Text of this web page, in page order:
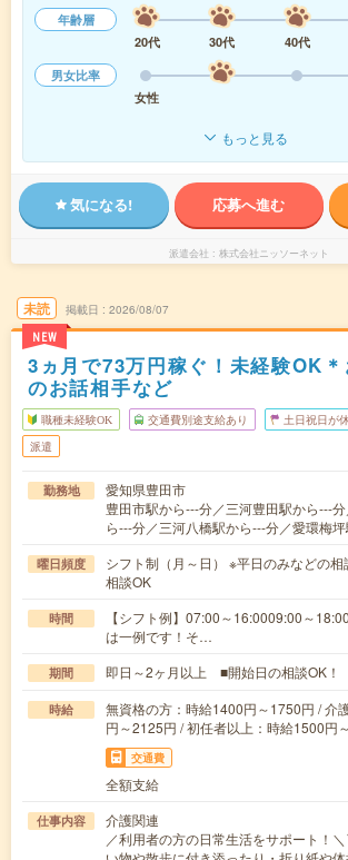
年齢層
20代
30代 40代
男女比率
女性
もっと見る
気になる! 応募へ進む
派遣会社 株式会社ニッソーネット
未読
NEW
掲載日 2026/08/07
3ヵ月で73万円稼ぐ！未経験OK
のお話相手など
職種未経験OK 交通費別途支給あり 土日祝日が
派遣
勤務地
愛知県豊田市
豊田市駅から---分／三河豊田駅から---
ら---分／三河八橋駅から---分／愛環梅
曜日頻度
シフト制（月～日） ※平日のみなどの
相談OK
時間
【シフト例】07:00～16:0009:00～
は一例です！そ…
期間 即日～2ヶ月以上 ■開始日の相談OK！
時給
無資格の方：時給1400円～1750円 / 介
円～2125円 / 初任者以上：時給1500円
交通費
全額支給
仕事内容
介護関連
／利用者の方の日常生活をサポート！